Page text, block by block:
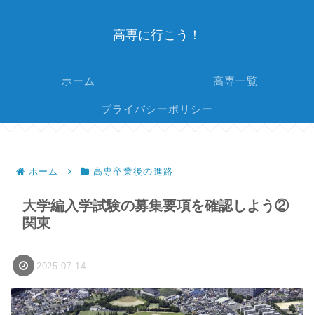
高専に行こう！
ホーム 高専一覧
プライバシーポリシー
ホーム 高専卒業後の進路
大学編入学試験の募集要項を確認しよう②
関東
2025.07.14